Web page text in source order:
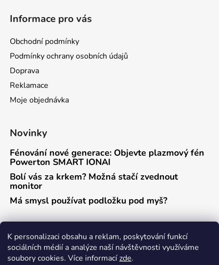
K personalizaci obsahu a reklam, poskytování funkcí
sociálních médií a analýze naší návštěvnosti využíváme
soubory cookies. Více informacízde.
Informace pro vás
Obchodní podmínky
Podmínky ochrany osobních údajů
Doprava
Reklamace
Moje objednávka
Novinky
Fénování nové generace: Objevte plazmový fén
Powerton SMART IONAI
Bolí vás za krkem? Možná stačí zvednout
monitor
Má smysl používat podložku pod myš?
Přijímáme online platby